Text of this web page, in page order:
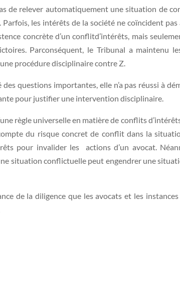
de relever automatiquement une situation de
Parfois, les intérêts de la société ne coïncident
concrète d’un conflitd’intérêts, mais
Parconséquent, le Tribunal a maintenu
procédure disciplinaire contre Z.
questions importantes, elle n’a pas réussi à
pour justifier une intervention disciplinaire.
règle universelle en matière de conflits
du risque concret de conflit dans la
pour invalider les actions d’un avocat.
situation conflictuelle peut engendrer une
de la diligence que les avocats et les